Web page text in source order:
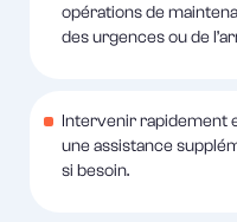
opérations de
des urgences ou de
Intervenir rapidement
une assistance
si besoin.